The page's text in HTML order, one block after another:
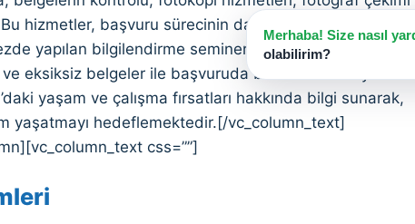
hizmetler, başvuru sürecinin daha akıcı ve sorunsuz
yapılan bilgilendirme seminerleri ve yüz yüze
eksiksiz belgeler ile başvuruda bulunmalarına yardımcı
yaşam ve çalışma fırsatları hakkında bilgi sunarak,
yaşatmayı hedeflemektedir.[/vc_column_text]
css=””]
Merhaba! Size nasıl
olabilirim?